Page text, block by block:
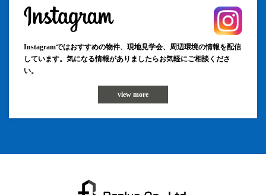
Instagramではおすすめの物件、現地見学会、周辺環境の情報を配信
しています。気になる情報がありましたらお気軽にご相談くださ
い。
view more